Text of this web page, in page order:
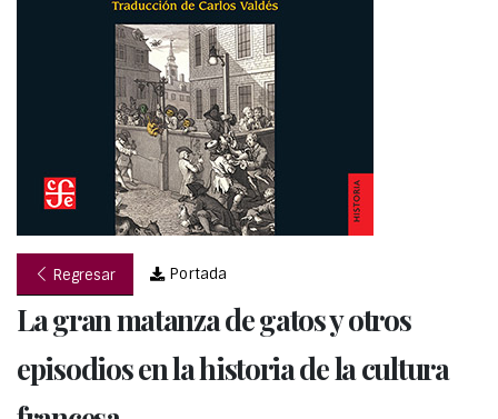
Regresar Portada
La gran matanza de gatos y otros
episodios en la historia de la cultura